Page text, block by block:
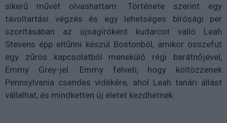
sikerű művét olvashattam. Története szerint egy
távoltartási végzés és egy lehetséges bírósági per
szorításában az újságíróként kudarcot valló Leah
Stevens épp eltűnni készül Bostonból, amikor összefut
egy zűrös kapcsolatból menekülő régi barátnőjével,
Emmy Grey-jel. Emmy felveti, hogy költözzenek
Pennsylvania csendes vidékére, ahol Leah tanári állást
vállalhat, és mindketten új életet kezdhetnek.